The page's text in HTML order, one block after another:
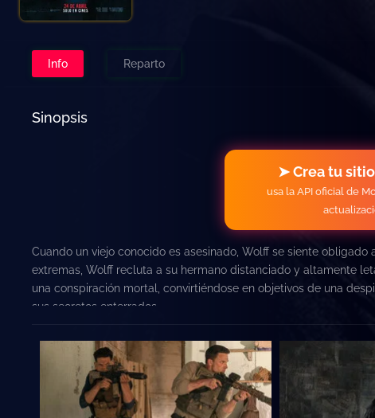
Info Reparto
Sinopsis
➤ Crea tu
usa la API oficial de
Cuando un viejo conocido es asesinado, Wolff se siente
extremas, Wolff recluta a su hermano distanciado y altamente
una conspiración mortal, convirtiéndose en objetivos de una
sus secretos enterrados.